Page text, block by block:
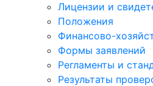
Лицензии и
Положения
Финансово-
Формы заявлений
Регламенты и
Результаты